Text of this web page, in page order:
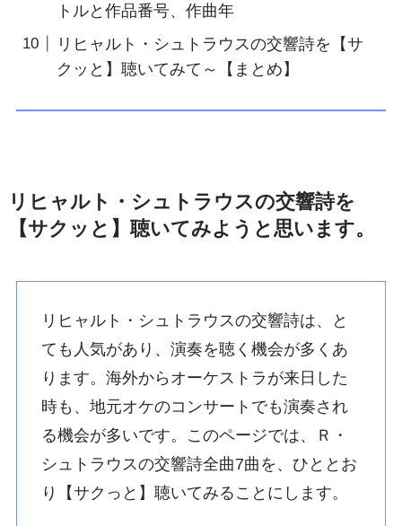
トルと作品番号、作曲年
リヒャルト・シュトラウスの交響詩を【サ
クッと】聴いてみて～【まとめ】
リヒャルト・シュトラウスの交響詩を
【サクッと】聴いてみようと思います。
リヒャルト・シュトラウスの交響詩は、と
ても人気があり、演奏を聴く機会が多くあ
ります。海外からオーケストラが来日した
時も、地元オケのコンサートでも演奏され
る機会が多いです。このページでは、Ｒ・
シュトラウスの交響詩全曲7曲を、ひととお
り【サクっと】聴いてみることにします。